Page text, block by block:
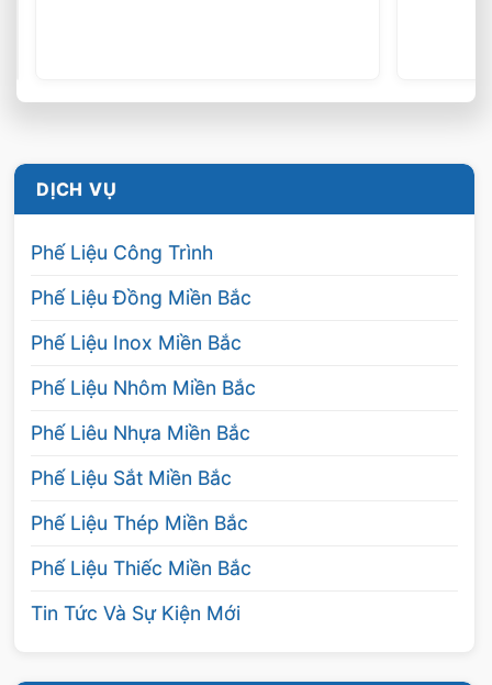
DỊCH VỤ
Phế Liệu Công Trình
Phế Liệu Đồng Miền Bắc
Phế Liệu Inox Miền Bắc
Phế Liệu Nhôm Miền Bắc
Phế Liêu Nhựa Miền Bắc
Phế Liệu Sắt Miền Bắc
Phế Liệu Thép Miền Bắc
Phế Liệu Thiếc Miền Bắc
Tin Tức Và Sự Kiện Mới